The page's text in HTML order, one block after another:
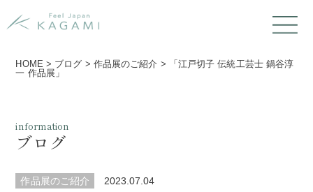
HOME > ブログ > 作品展のご紹介 >
「江戸切子 伝統工芸士 鍋谷淳
一 作品展」
information
ブログ
作品展のご紹介 2023.07.04